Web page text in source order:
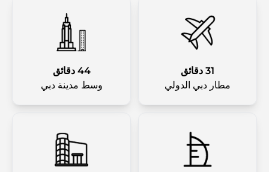
31 دقائق
مطار دبي الدولي
44 دقائق
وسط مدينة دبي